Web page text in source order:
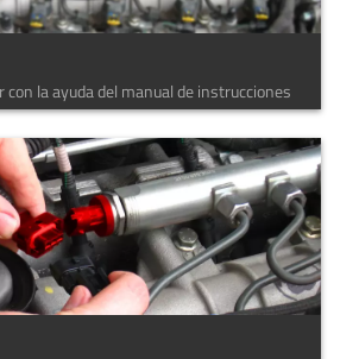
con la ayuda del manual de instrucciones